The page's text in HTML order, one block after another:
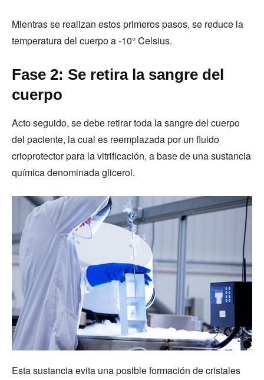
Mientras se realizan estos primeros pasos, se reduce la
temperatura del cuerpo a -10° Celsius.
Fase 2: Se retira la sangre del
cuerpo
Acto seguido, se debe retirar toda la sangre del cuerpo
del paciente, la cual es reemplazada por un fluido
crioprotector para la vitrificación, a base de una sustancia
química denominada glicerol.
Esta sustancia evita una posible formación de cristales